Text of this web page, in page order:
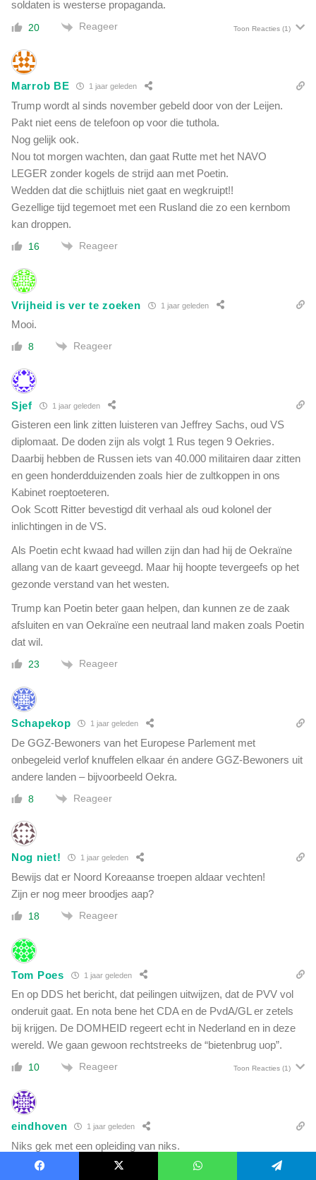
soldaten is westerse propaganda.
20 Reageer Toon Reacties (1)
Marrob BE 1 jaar geleden
Trump wordt al sinds november gebeld door von der Leijen.
Pakt niet eens de telefoon op voor die tuthola.
Nog gelijk ook.
Nou tot morgen wachten, dan gaat Rutte met het NAVO
LEGER zonder kogels de strijd aan met Poetin.
Wedden dat die schijtluis niet gaat en wegkruipt!!
Gezellige tijd tegemoet met een Rusland die zo een kernbom
kan droppen.
16 Reageer
Vrijheid is ver te zoeken 1 jaar geleden
Mooi.
8 Reageer
Sjef 1 jaar geleden
Gisteren een link zitten luisteren van Jeffrey Sachs, oud VS
diplomaat. De doden zijn als volgt 1 Rus tegen 9 Oekries.
Daarbij hebben de Russen iets van 40.000 militairen daar zitten
en geen honderdduizenden zoals hier de zultkoppen in ons
Kabinet roeptoeteren.
Ook Scott Ritter bevestigd dit verhaal als oud kolonel der
inlichtingen in de VS.
Als Poetin echt kwaad had willen zijn dan had hij de Oekraïne
allang van de kaart geveegd. Maar hij hoopte tevergeefs op het
gezonde verstand van het westen.
Trump kan Poetin beter gaan helpen, dan kunnen ze de zaak
afsluiten en van Oekraïne een neutraal land maken zoals Poetin
dat wil.
23 Reageer
Schapekop 1 jaar geleden
De GGZ-Bewoners van het Europese Parlement met
onbegeleid verlof knuffelen elkaar én andere GGZ-Bewoners uit
andere landen – bijvoorbeeld Oekra.
8 Reageer
Nog niet! 1 jaar geleden
Bewijs dat er Noord Koreaanse troepen aldaar vechten!
Zijn er nog meer broodjes aap?
18 Reageer
Tom Poes 1 jaar geleden
En op DDS het bericht, dat peilingen uitwijzen, dat de PVV vol
onderuit gaat. En nota bene het CDA en de PvdA/GL er zetels
bij krijgen. De DOMHEID regeert echt in Nederland en in deze
wereld. We gaan gewoon rechtstreeks de “bietenbrug uop”.
10 Reageer Toon Reacties (1)
eindhoven 1 jaar geleden
Niks gek met een opleiding van niks.